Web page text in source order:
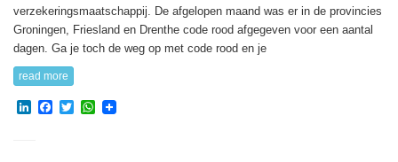
verzekeringsmaatschappij. De afgelopen maand was er in de provincies
Groningen, Friesland en Drenthe code rood afgegeven voor een aantal
dagen. Ga je toch de weg op met code rood en je
read more
LinkedIn
Facebook
TwitterWhatsApp